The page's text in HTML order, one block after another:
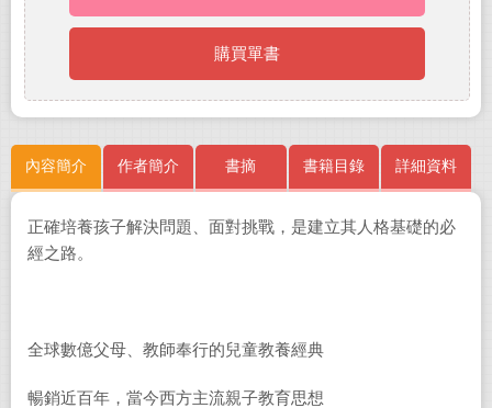
購買單書
內容簡介 作者簡介 書摘 書籍目錄 詳細資料
正確培養孩子解決問題、面對挑戰，是建立其人格基礎的必
經之路。
全球數億父母、教師奉行的兒童教養經典
暢銷近百年，當今西方主流親子教育思想